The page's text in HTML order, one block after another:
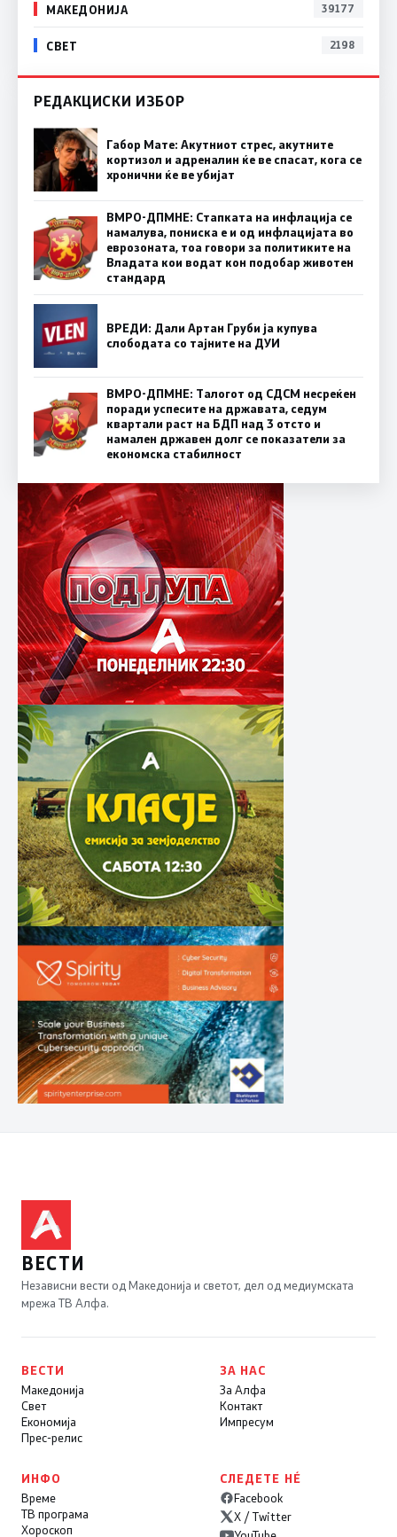
МАКЕДОНИЈА 39177
СВЕТ 2198
РЕДАКЦИСКИ ИЗБОР
Габор Мате: Акутниот стрес, акутните
кортизол и адреналин ќе ве спасат, кога се
хронични ќе ве убијат
ВМРО-ДПМНЕ: Стапката на инфлација се
намалува, пониска е и од инфлацијата во
еврозоната, тоа говори за политиките на
Владата кои водат кон подобар животен
стандард
ВРЕДИ: Дали Артан Груби ја купува
слободата со тајните на ДУИ
ВМРО-ДПМНЕ: Талогот од СДСМ несреќен
поради успесите на државата, седум
квартали раст на БДП над 3 отсто и
намален државен долг се показатели за
економска стабилност
ВЕСТИ
Независни вести од Македонија и светот, дел од медиумската
мрежа ТВ Алфа.
ВЕСТИ
Македонија
Свет
Економија
Прес-релис
ЗА НАС
За Алфа
Контакт
Импресум
ИНФО
Време
ТВ програма
Хороскоп
СЛЕДЕТЕ НÉ
Facebook
X / Twitter